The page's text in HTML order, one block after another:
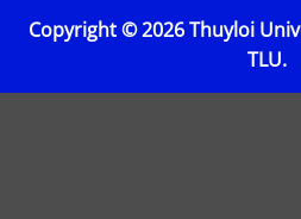
Copyright © 2026 Thuyloi
TLU.